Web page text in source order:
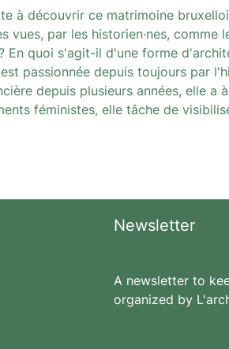
à découvrir ce matrimoine
vues, par les historien·nes, comme
En quoi s'agit-il d'une forme
passionnée depuis toujours par
depuis plusieurs années, elle
féministes, elle tâche de
Newsletter
A newsletter to
organized by